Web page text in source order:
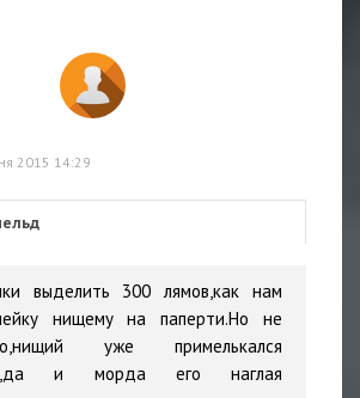
2015 14:29
выделить 300 лямов,как нам
нищему на паперти.Но не
уже примелькался
и морда его наглая